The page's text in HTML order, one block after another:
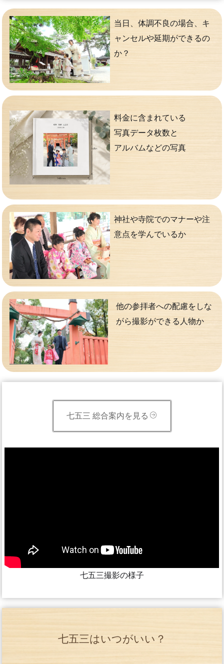
当日、体調不良の場合、キ
ャンセルや延期ができるの
か？
料金に含まれている
写真データ枚数と
アルバムなどの写真
神社や寺院でのマナーや注
意点を学んでいるか
他の参拝者への配慮をしな
がら撮影ができる人物か
七五三 総合案内を見る
七五三撮影の様子
七五三はいつがいい？